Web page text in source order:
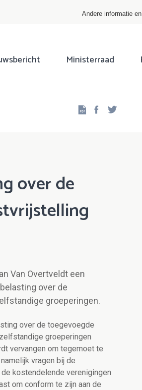
Andere informatie
Ministerraad
Facebook
over de
Van Overtveldt een
over de
groeperingen.
over de toegevoegde
groeperingen
vervangen om tegemoet te
vragen bij de
kostendelende verenigingen
om conform te zijn aan de